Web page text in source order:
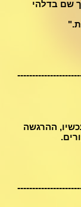
שם בדלהי
ההרגשה